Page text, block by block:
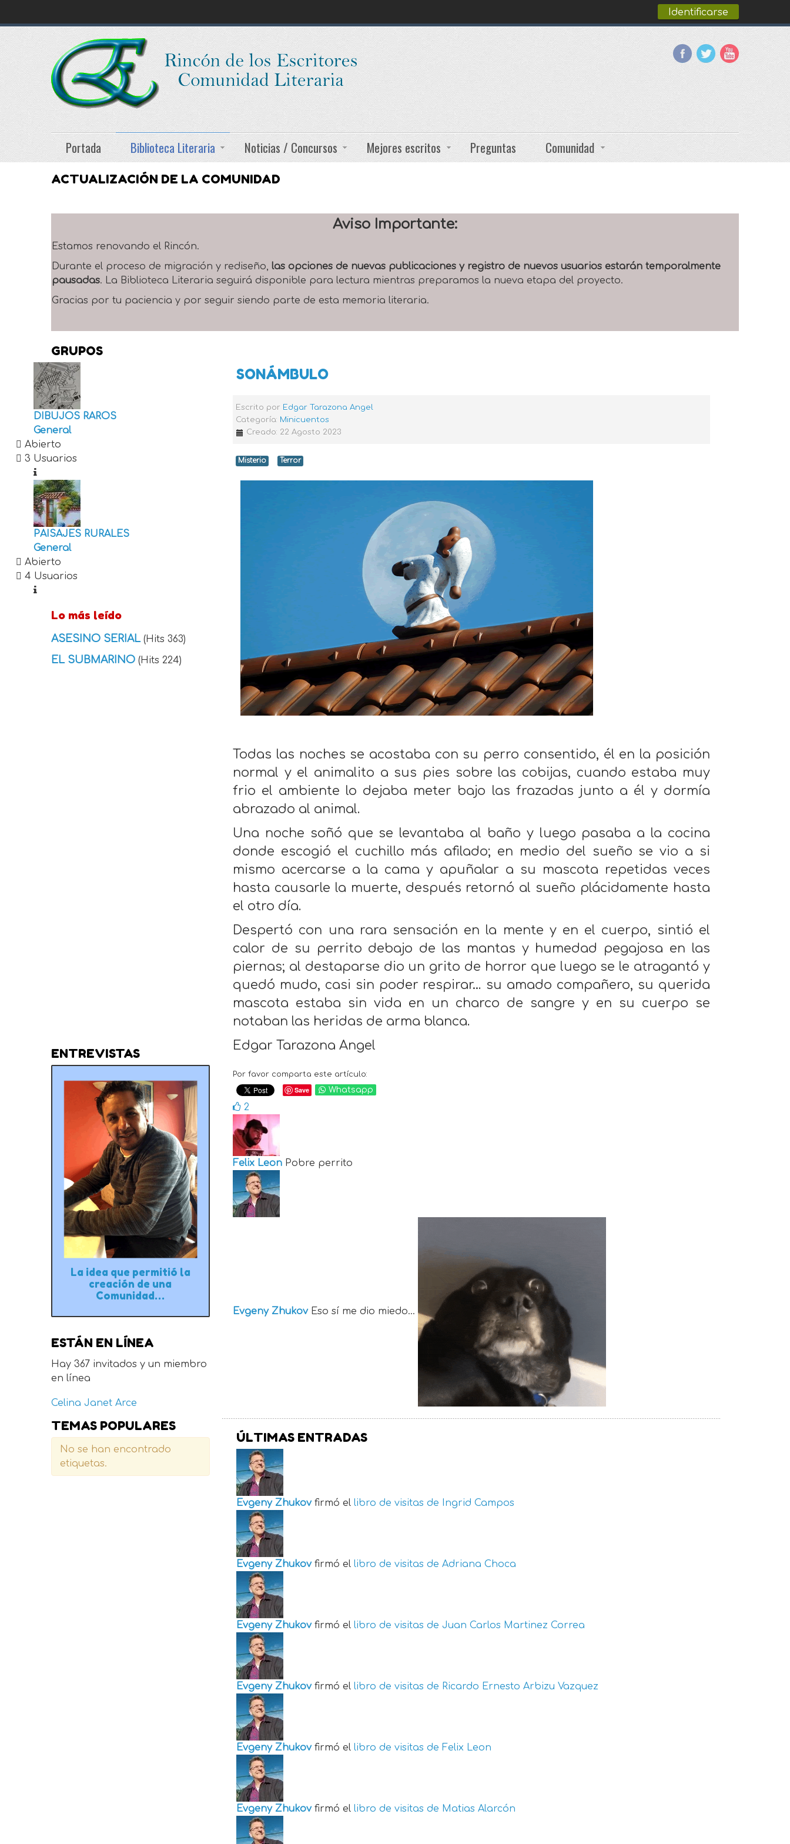
Identificarse
Portada Biblioteca Literaria Noticias / Concursos Mejores escritos Preguntas Comunidad
ACTUALIZACIÓN DE LA COMUNIDAD
Aviso Importante:
Estamos renovando el Rincón.
Durante el proceso de migración y rediseño, las opciones de nuevas publicaciones y registro de nuevos usuarios estarán temporalmente
pausadas. La Biblioteca Literaria seguirá disponible para lectura mientras preparamos la nueva etapa del proyecto.
Gracias por tu paciencia y por seguir siendo parte de esta memoria literaria.
SONÁMBULO
Escrito por Edgar Tarazona Angel
Categoría: Minicuentos
Creado: 22 Agosto 2023
Misterio Terror
Todas las noches se acostaba con su perro consentido, él en la posición
normal y el animalito a sus pies sobre las cobijas, cuando estaba muy
frio el ambiente lo dejaba meter bajo las frazadas junto a él y dormía
abrazado al animal.
Una noche soñó que se levantaba al baño y luego pasaba a la cocina
donde escogió el cuchillo más afilado; en medio del sueño se vio a si
mismo acercarse a la cama y apuñalar a su mascota repetidas veces
hasta causarle la muerte, después retornó al sueño plácidamente hasta
el otro día.
Despertó con una rara sensación en la mente y en el cuerpo, sintió el
calor de su perrito debajo de las mantas y humedad pegajosa en las
piernas; al destaparse dio un grito de horror que luego se le atragantó y
quedó mudo, casi sin poder respirar… su amado compañero, su querida
mascota estaba sin vida en un charco de sangre y en su cuerpo se
notaban las heridas de arma blanca.
Edgar Tarazona Angel
Por favor comparta este artículo:
Save Whatsapp
2
Felix Leon Pobre perrito
Evgeny ZhukovEso sí me dio miedo...
ÚLTIMAS ENTRADAS
Evgeny Zhukov firmó el libro de visitas de Ingrid Campos
Evgeny Zhukov firmó el libro de visitas de Adriana Choca
Evgeny Zhukov firmó el libro de visitas de Juan Carlos Martinez Correa
Evgeny Zhukov firmó el libro de visitas de Ricardo Ernesto Arbizu Vazquez
Evgeny Zhukov firmó el libro de visitas de Felix Leon
Evgeny Zhukov firmó el libro de visitas de Matias Alarcón
GRUPOS
DIBUJOS RAROS
General
Abierto
3 Usuarios
PAISAJES RURALES
General
Abierto
4 Usuarios
Lo más leído
ASESINO SERIAL (Hits 363)
EL SUBMARINO (Hits 224)
ENTREVISTAS
La idea que permitió la
creación de una
Comunidad…
ESTÁN EN LÍNEA
Hay 367 invitados y un miembro
en línea
Celina Janet Arce
TEMAS POPULARES
No se han encontrado
etiquetas.